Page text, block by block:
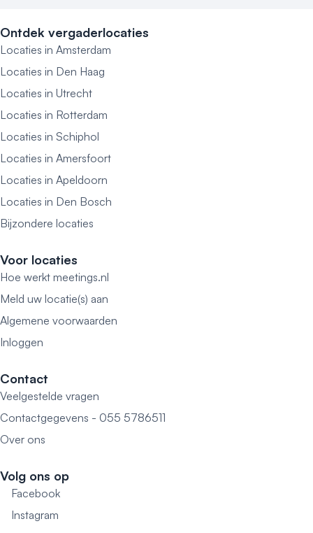
Ontdek vergaderlocaties
Locaties in Amsterdam
Locaties in Den Haag
Locaties in Utrecht
Locaties in Rotterdam
Locaties in Schiphol
Locaties in Amersfoort
Locaties in Apeldoorn
Locaties in Den Bosch
Bijzondere locaties
Voor locaties
Hoe werkt meetings.nl
Meld uw locatie(s) aan
Algemene voorwaarden
Inloggen
Contact
Veelgestelde vragen
Contactgegevens - 055 5786511
Over ons
Volg ons op
Facebook
Instagram